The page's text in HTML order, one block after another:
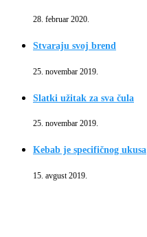
28. februar 2020.
Stvaraju svoj brend
25. novembar 2019.
Slatki užitak za sva čula
25. novembar 2019.
Kebab je specifičnog ukusa
15. avgust 2019.